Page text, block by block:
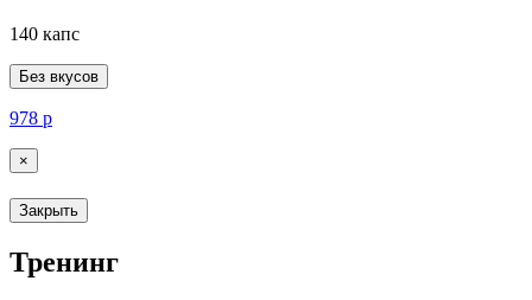
140 капс
Без вкусов
978 р
×
Закрыть
Тренинг